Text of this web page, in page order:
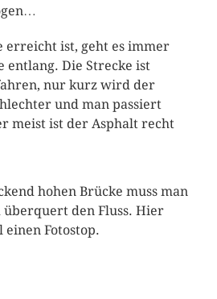
erreicht ist, geht es immer
entlang. Die Strecke ist
nur kurz wird der
und man passiert
meist ist der Asphalt recht
hohen Brücke muss man
den Fluss. Hier
einen Fotostop.